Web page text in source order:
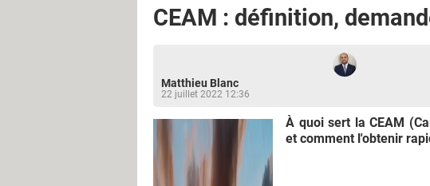
CEAM : définition,
Matthieu Blanc
22 juillet 2022 12:36
À quoi sert la CEAM
et comment l'obtenir